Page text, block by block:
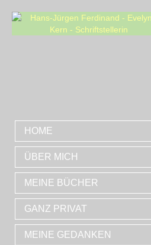
HOME
ÜBER MICH
MEINE BÜCHER
GANZ PRIVAT
MEINE GEDANKEN